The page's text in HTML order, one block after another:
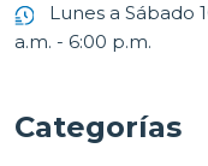
Lunes a Sábado
a.m. - 6:00 p.m.
Categorías